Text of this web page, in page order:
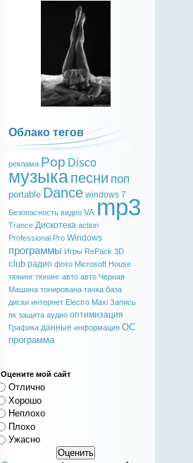
Облако тегов
реклама Pop Disco
музыкапесни поп
portable Dance windows 7
Безопасность видео VA mp3
Trance Дискотека action
Professional Pro Windows
программы Игры RePack 3D
club радио фото Microsoft House
тюнинг тюнинг авто авто Черная
Машина тонирована тачка база
диски интернет Electro Maxi Запись
пк защита аудио оптимизация
Графика данные информация ОС
программа
Оцените мой сайт
Отлично
Хорошо
Неплохо
Плохо
Ужасно